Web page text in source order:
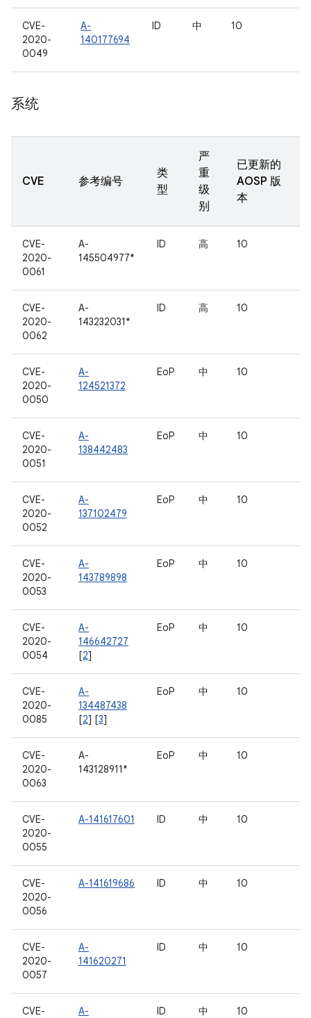
CVE-
2020-
0049
A-
140177694
ID 中 10
系统
CVE 参考编号
类
型
严
重
级
别
已更新的
AOSP 版
本
CVE-
2020-
0061
A-
145504977*
ID 高 10
CVE-
2020-
0062
A-
143232031*
ID 高 10
CVE-
2020-
0050
A-
124521372
EoP 中 10
CVE-
2020-
0051
A-
138442483
EoP 中 10
CVE-
2020-
0052
A-
137102479
EoP 中 10
CVE-
2020-
0053
A-
143789898
EoP 中 10
CVE-
2020-
0054
A-
146642727
[2]
EoP 中 10
CVE-
2020-
0085
A-
134487438
[2] [3]
EoP 中 10
CVE-
2020-
0063
A-
143128911*
EoP 中 10
CVE-
2020-
0055
A-141617601 ID 中 10
CVE-
2020-
0056
A-141619686 ID 中 10
CVE-
2020-
0057
A-
141620271
ID 中 10
CVE-
A-
ID 中 10